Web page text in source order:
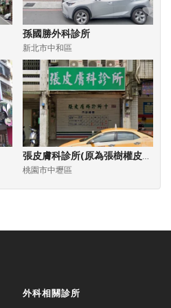
孫國勝外科診所
新北市中和區
張皮膚科診所(原為張樹權皮膚科診所)
桃園市中壢區
外科相關診所